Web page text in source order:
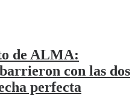
de ALMA:
con las dos
perfecta